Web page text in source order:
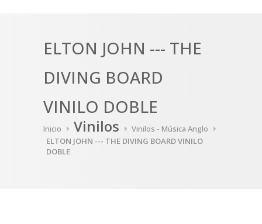
ELTON JOHN --- THE
DIVING BOARD
VINILO DOBLE
Inicio Vinilos
Vinilos - Música Anglo
ELTON JOHN --- THE DIVING BOARD VINILO
DOBLE